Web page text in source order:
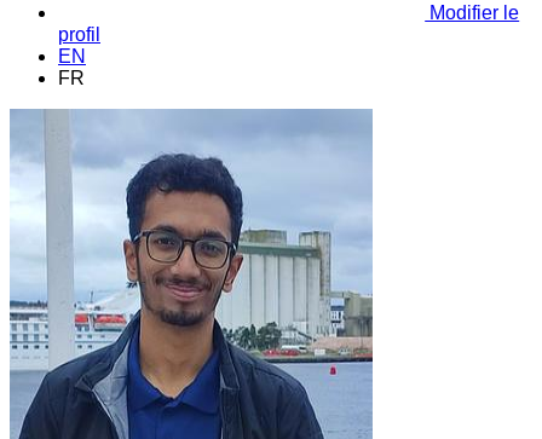
Modifier le
profil
EN
FR